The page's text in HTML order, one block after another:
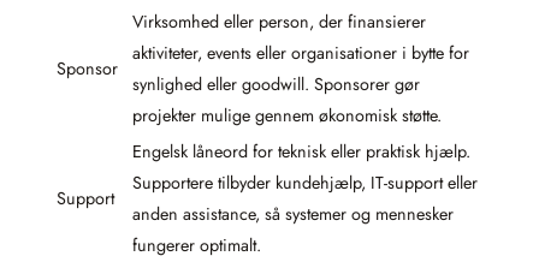
Sponsor
Virksomhed eller person, der finansierer
aktiviteter, events eller organisationer i bytte for
synlighed eller goodwill. Sponsorer gør
projekter mulige gennem økonomisk støtte.
Support
Engelsk låneord for teknisk eller praktisk hjælp.
Supportere tilbyder kundehjælp, IT-support eller
anden assistance, så systemer og mennesker
fungerer optimalt.